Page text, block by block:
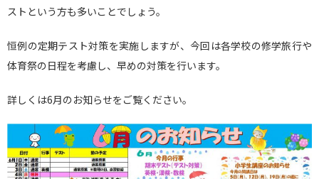
ストという方も多いことでしょう。
恒例の定期テスト対策を実施しますが、今回は各学校の修学旅行や
体育祭の日程を考慮し、早めの対策を行います。
詳しくは6月のお知らせをご覧ください。